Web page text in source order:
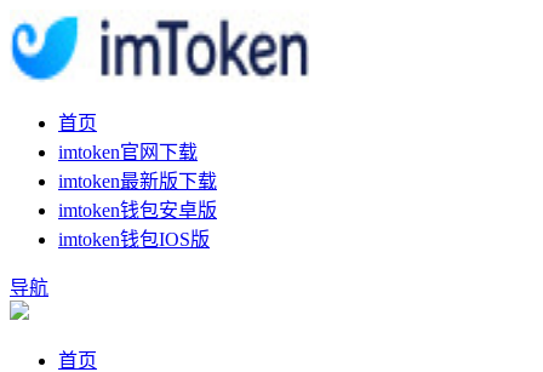
首页
imtoken官网下载
imtoken最新版下载
imtoken钱包安卓版
imtoken钱包IOS版
导航
首页